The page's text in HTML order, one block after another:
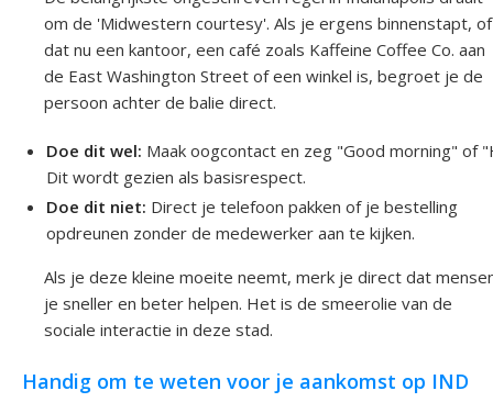
om de 'Midwestern courtesy'. Als je ergens binnenstapt, of
dat nu een kantoor, een café zoals Kaffeine Coffee Co. aan
de East Washington Street of een winkel is, begroet je de
persoon achter de balie direct.
Doe dit wel: Maak oogcontact en zeg "Good morning" of
Dit wordt gezien als basisrespect.
Doe dit niet: Direct je telefoon pakken of je bestelling
opdreunen zonder de medewerker aan te kijken.
Als je deze kleine moeite neemt, merk je direct dat
je sneller en beter helpen. Het is de smeerolie van de
sociale interactie in deze stad.
Handig om te weten voor je aankomst op IND